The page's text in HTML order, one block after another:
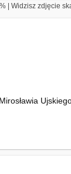
| Widzisz zdjęcie